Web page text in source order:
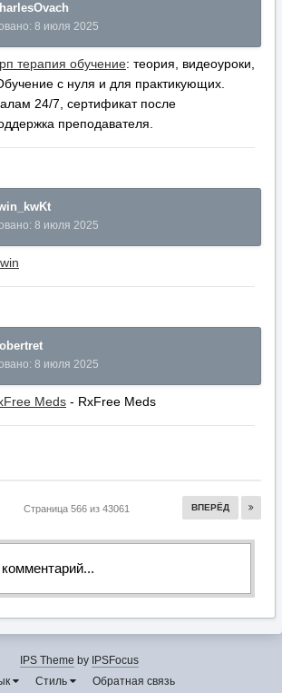
8 июля 2025
терапия обучение: теория, видеоуроки,
с нуля и для практикующих.
24/7, сертификат после
преподавателя.
8 июля 2025
8 июля 2025
Meds - RxFree Meds
ВПЕРЁД
Страница 566 из 43061
IPS Theme by IPSFocus
Стиль Обратная связь